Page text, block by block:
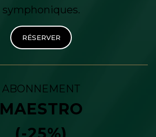
symphoniques.
RÉSERVER
ABONNEMENT
MAESTRO